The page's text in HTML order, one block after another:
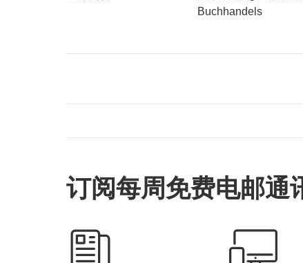
Buchhandels
订阅每周免费电邮通